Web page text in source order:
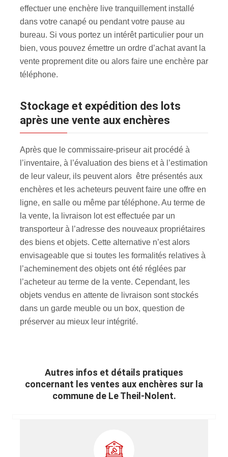
effectuer une enchère live tranquillement installé
dans votre canapé ou pendant votre pause au
bureau. Si vous portez un intérêt particulier pour un
bien, vous pouvez émettre un ordre d’achat avant la
vente proprement dite ou alors faire une enchère par
téléphone.
Stockage et expédition des lots
après une vente aux enchères
Après que le commissaire-priseur ait procédé à
l’inventaire, à l’évaluation des biens et à l’estimation
de leur valeur, ils peuvent alors être présentés aux
enchères et les acheteurs peuvent faire une offre en
ligne, en salle ou même par téléphone. Au terme de
la vente, la livraison lot est effectuée par un
transporteur à l’adresse des nouveaux propriétaires
des biens et objets. Cette alternative n’est alors
envisageable que si toutes les formalités relatives à
l’acheminement des objets ont été réglées par
l’acheteur au terme de la vente. Cependant, les
objets vendus en attente de livraison sont stockés
dans un garde meuble ou un box, question de
préserver au mieux leur intégrité.
Autres infos et détails pratiques
concernant les ventes aux enchères sur la
commune de Le Theil-Nolent.